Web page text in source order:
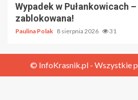
Wypadek w Pułankowicach
zablokowana!
Paulina Polak 8 sierpnia 2026 31
© InfoKrasnik.pl - Wszystkie